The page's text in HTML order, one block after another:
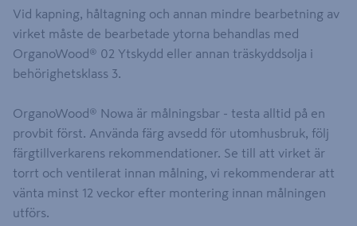
Vid kapning, håltagning och annan mindre bearbetning av
virket måste de bearbetade ytorna behandlas med
OrganoWood® 02 Ytskydd eller annan träskyddsolja i
behörighetsklass 3.
OrganoWood® Nowa är målningsbar - testa alltid på en
provbit först. Använda färg avsedd för utomhusbruk, följ
färgtillverkarens rekommendationer. Se till att virket är
torrt och ventilerat innan målning, vi rekommenderar att
vänta minst 12 veckor efter montering innan målningen
utförs.